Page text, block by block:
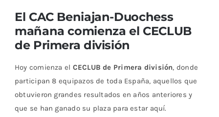
El CAC Beniajan-Duochess
mañana comienza el CECLUB
de Primera división
Hoy comienza el CECLUB de Primera división, donde
participan 8 equipazos de toda España, aquellos que
obtuvieron grandes resultados en años anteriores y
que se han ganado su plaza para estar aquí.